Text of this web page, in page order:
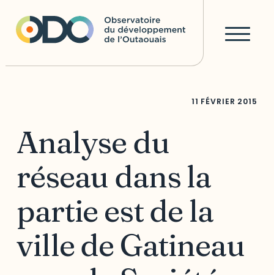
11 FÉVRIER 2015
Analyse du
réseau dans la
partie est de la
ville de Gatineau